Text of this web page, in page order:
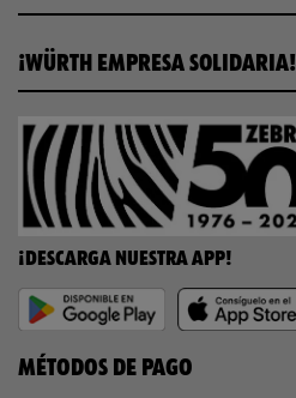
¡WÜRTH EMPRESA SOLIDARIA!
¡DESCARGA NUESTRA APP!
MÉTODOS DE PAGO